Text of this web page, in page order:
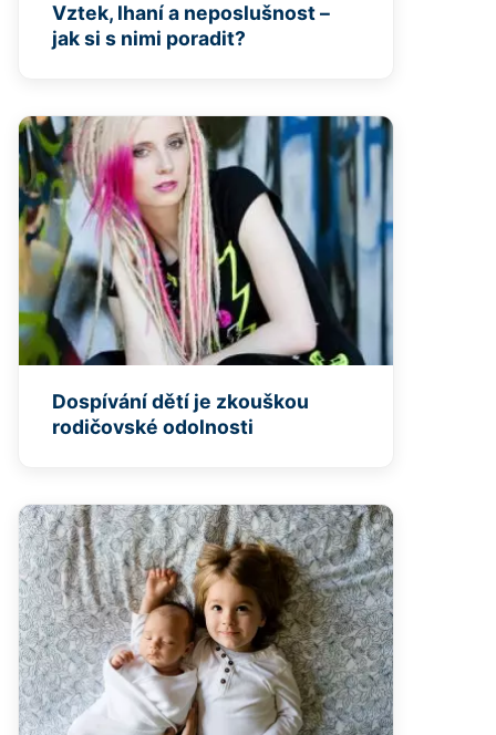
Vztek, lhaní a neposlušnost –
jak si s nimi poradit?
Dospívání dětí je zkouškou
rodičovské odolnosti